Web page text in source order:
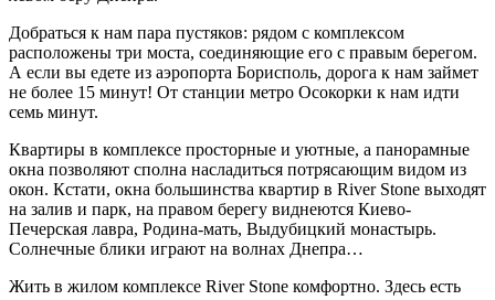
Добраться к нам пара пустяков: рядом с комплексом
расположены три моста, соединяющие его с правым берегом.
А если вы едете из аэропорта Борисполь, дорога к нам займет
не более 15 минут! От станции метро Осокорки к нам идти
семь минут.
Квартиры в комплексе просторные и уютные, а панорамные
окна позволяют сполна насладиться потрясающим видом из
окон. Кстати, окна большинства квартир в River Stone выходят
на залив и парк, на правом берегу виднеются Киево-
Печерская лавра, Родина-мать, Выдубицкий монастырь.
Солнечные блики играют на волнах Днепра…
Жить в жилом комплексе River Stone комфортно. Здесь есть